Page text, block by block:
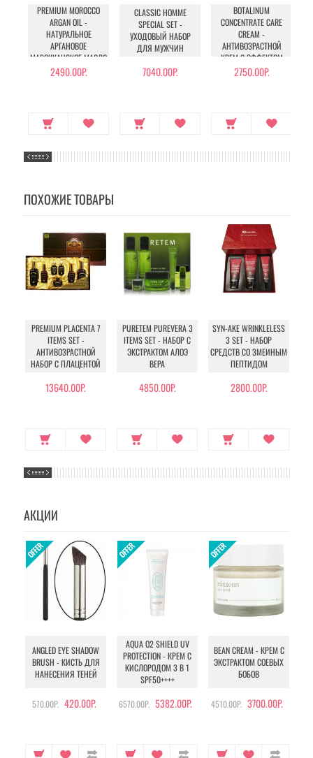
PREMIUM MOROCCO
ARGAN OIL -
НАТУРАЛЬНОЕ
АРГАНОВОЕ
МАРОККАНСКОЕ МАСЛО
ДЛЯ ВОЛОС
2490.00Р.
CLASSIC HOMME
SPECIAL SET -
УХОДОВЫЙ НАБОР
ДЛЯ МУЖЧИН
7040.00Р.
BOTALINUM
CONCENTRATE CARE
CREAM -
АНТИВОЗРАСТНОЙ
КРЕМ С ЭФФЕКТОМ
БОТОКСА
2750.00Р.
ПОХОЖИЕ ТОВАРЫ
PREMIUM PLACENTA 7
ITEMS SET -
АНТИВОЗРАСТНОЙ
НАБОР С ПЛАЦЕНТОЙ
13640.00Р.
PURETEM PUREVERA 3
ITEMS SET - НАБОР С
ЭКСТРАКТОМ АЛОЭ
ВЕРА
4850.00Р.
SYN-AKE WRINKLELESS
3 SET - НАБОР
СРЕДСТВ СО ЗМЕИНЫМ
ПЕПТИДОМ
2800.00Р.
АКЦИИ
ANGLED EYE SHADOW
BRUSH - КИСТЬ ДЛЯ
НАНЕСЕНИЯ ТЕНЕЙ
570.00Р. 420.00Р.
AQUA O2 SHIELD UV
PROTECTION - КРЕМ С
КИСЛОРОДОМ 3 В 1
SPF50++++
6570.00Р. 5382.00Р.
BEAN CREAM - КРЕМ С
ЭКСТРАКТОМ СОЕВЫХ
БОБОВ
4510.00Р. 3700.00Р.